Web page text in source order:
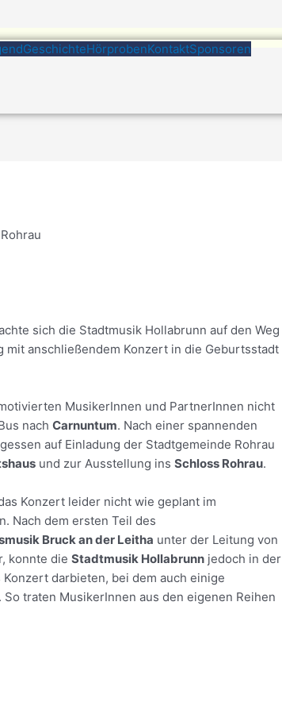
GeschichteHörprobenKontaktSponsoren
sich die Stadtmusik Hollabrunn auf den Weg
anschließendem Konzert in die Geburtsstadt
MusikerInnen und PartnerInnen nicht
nachCarnuntum. Nach einer spannenden
auf Einladung der Stadtgemeinde Rohrau
und zur Ausstellung insSchloss Rohrau.
Konzert leider nicht wie geplant im
Nach dem ersten Teil des
Bruck an der Leitha unter der Leitung von
konnte dieStadtmusik Hollabrunn jedoch in der
darbieten, bei dem auch einige
traten MusikerInnen aus den eigenen Reihen